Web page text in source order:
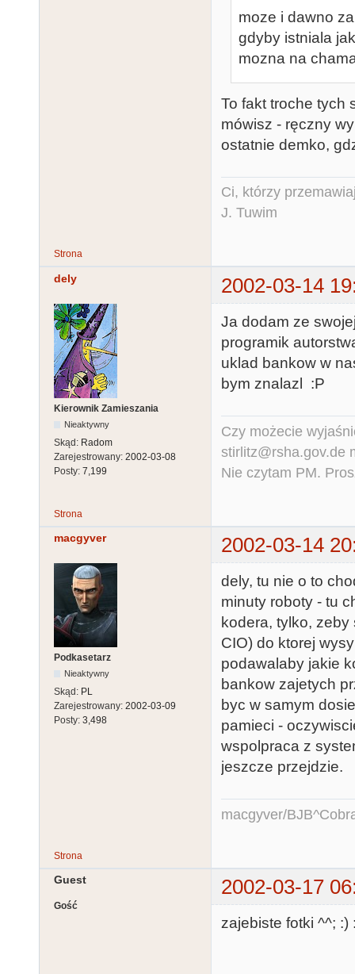
moze i dawno
gdyby istniala
mozna na
To fakt troche tych
mówisz - ręczny
ostatnie demko,
Ci, którzy
J. Tuwim
Strona
dely 2002-03-14
Kierownik Zamieszania
Nieaktywny
Skąd: Radom
Zarejestrowany: 2002-03-08
Posty: 7,199
Ja dodam ze
programik
uklad bankow w
bym znalazl :P
Czy możecie
stirlitz@rsha.gov.de
Nie czytam PM.
Strona
macgyver 2002-03-14
Podkasetarz
Nieaktywny
Skąd: PL
Zarejestrowany: 2002-03-09
Posty: 3,498
dely, tu nie o to
minuty roboty - tu
kodera, tylko,
CIO) do ktorej
podawalaby jakie
bankow zajetych
byc w samym
pamieci -
wspolpraca z
jeszcze przejdzie.
macgyver/
Strona
Guest 2002-03-17
Gość
zajebiste fotki ^^; :)